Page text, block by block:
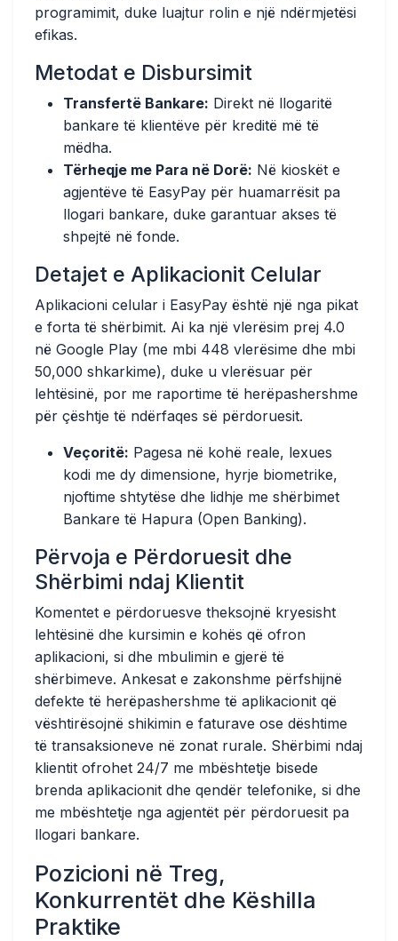
programimit, duke luajtur rolin e një ndërmjetësi
efikas.
Metodat e Disbursimit
Transfertë Bankare: Direkt në llogaritë
bankare të klientëve për kreditë më të
mëdha.
Tërheqje me Para në Dorë: Në kioskët e
agjentëve të EasyPay për huamarrësit pa
llogari bankare, duke garantuar akses të
shpejtë në fonde.
Detajet e Aplikacionit Celular
Aplikacioni celular i EasyPay është një nga pikat
e forta të shërbimit. Ai ka një vlerësim prej 4.0
në Google Play (me mbi 448 vlerësime dhe mbi
50,000 shkarkime), duke u vlerësuar për
lehtësinë, por me raportime të herëpashershme
për çështje të ndërfaqes së përdoruesit.
Veçoritë: Pagesa në kohë reale, lexues
kodi me dy dimensione, hyrje biometrike,
njoftime shtytëse dhe lidhje me shërbimet
Bankare të Hapura (Open Banking).
Përvoja e Përdoruesit dhe
Shërbimi ndaj Klientit
Komentet e përdoruesve theksojnë kryesisht
lehtësinë dhe kursimin e kohës që ofron
aplikacioni, si dhe mbulimin e gjerë të
shërbimeve. Ankesat e zakonshme përfshijnë
defekte të herëpashershme të aplikacionit që
vështirësojnë shikimin e faturave ose dështime
të transaksioneve në zonat rurale. Shërbimi ndaj
klientit ofrohet 24/7 me mbështetje bisede
brenda aplikacionit dhe qendër telefonike, si dhe
me mbështetje nga agjentët për përdoruesit pa
llogari bankare.
Pozicioni në Treg,
Konkurrentët dhe Këshilla
Praktike